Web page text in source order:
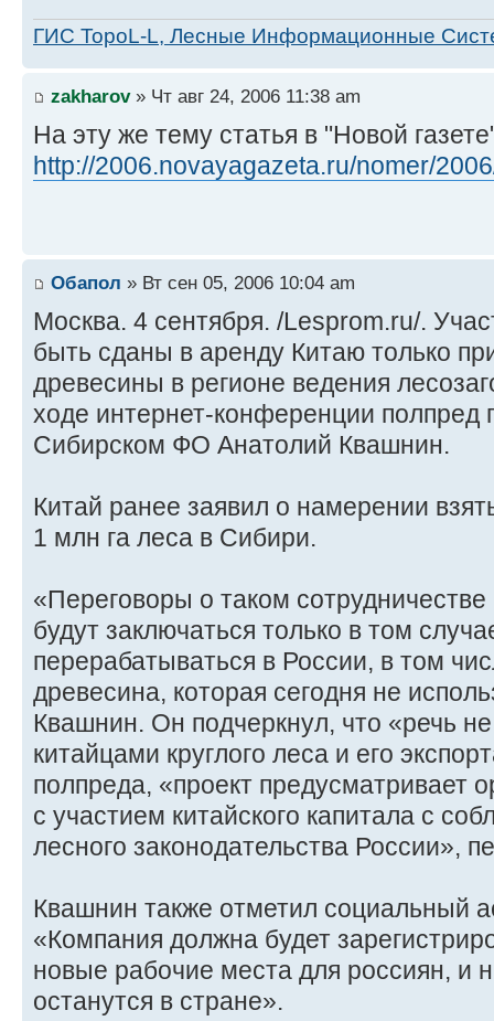
ГИС TopoL-L, Лесные Информационные
zakharov» Чт авг 24, 2006 11:38 am
На эту же тему статья в "Новой
http://2006.novayagazeta.ru/nomer/
Обапол » Вт сен 05, 2006 10:04 am
Москва. 4 сентября. /Lesprom.ru/.
быть сданы в аренду Китаю только
древесины в регионе ведения
ходе интернет-конференции полпред
Сибирском ФО Анатолий Квашнин.
Китай ранее заявил о намерении
1 млн га леса в Сибири.
«Переговоры о таком
будут заключаться только в том
перерабатываться в России, в том
древесина, которая сегодня не
Квашнин. Он подчеркнул, что «речь
китайцами круглого леса и его
полпреда, «проект предусматривает
с участием китайского капитала с
лесного законодательства России»,
Квашнин также отметил социальный
«Компания должна будет
новые рабочие места для россиян, и
останутся в стране».